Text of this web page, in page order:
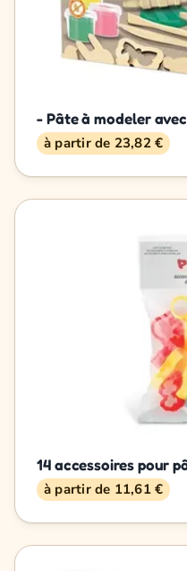
- Pâte à modeler
à partir de 23,82 €
14 accessoires pour
à partir de 11,61 €